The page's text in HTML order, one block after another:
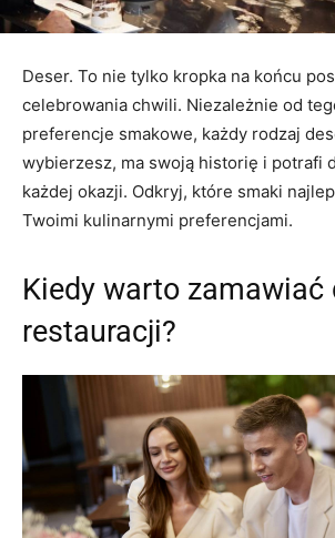
Deser. To nie tylko kropka na końcu
celebrowania chwili. Niezależnie od
preferencje smakowe, każdy rodzaj
wybierzesz, ma swoją historię i potrafi
każdej okazji. Odkryj, które smaki
Twoimi kulinarnymi preferencjami.
Kiedy warto zamawiać
restauracji?